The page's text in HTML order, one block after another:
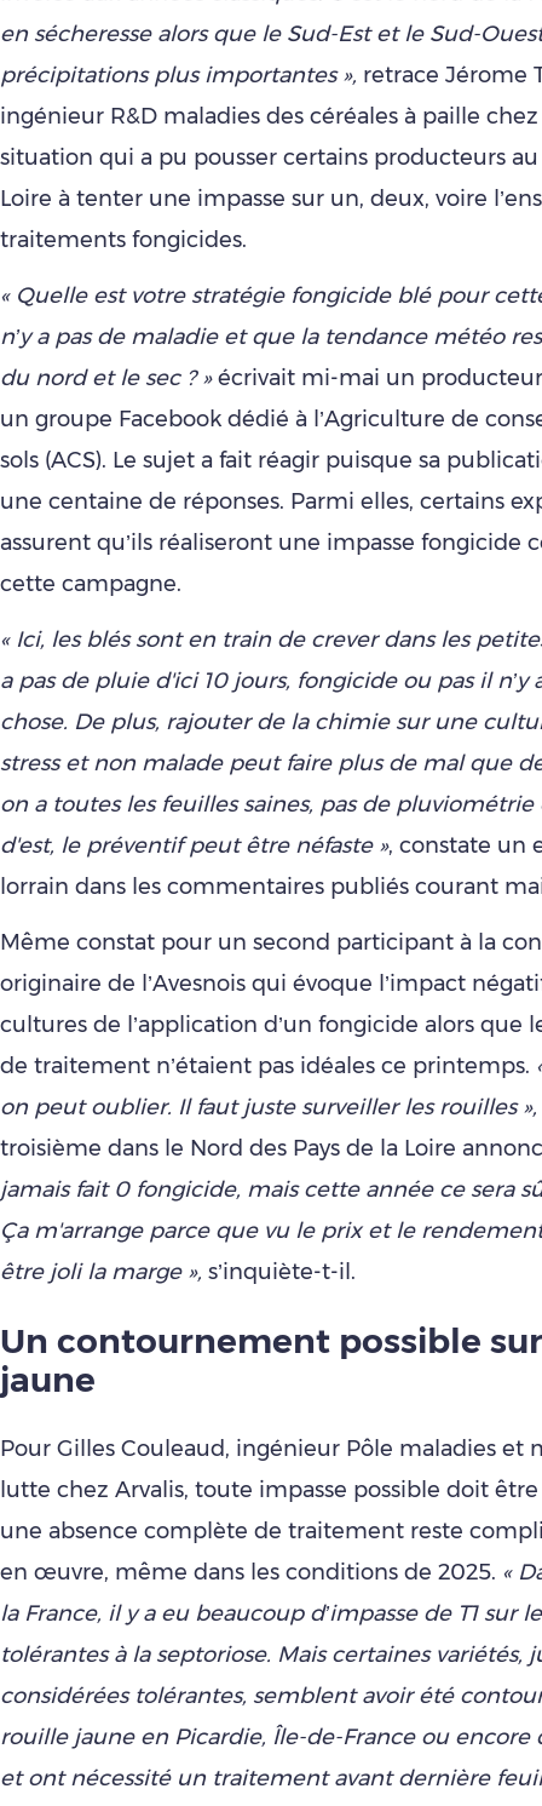
en sécheresse alors que le Sud-Est et le Sud-
précipitations plus importantes », retrace Jérome
ingénieur R&D maladies des céréales à paille
situation qui a pu pousser certains producteurs
Loire à tenter une impasse sur un, deux, voire
traitements fongicides.
« Quelle est votre stratégie fongicide blé pour
n’y a pas de maladie et que la tendance météo
du nord et le sec ? »écrivait mi-mai un producteur
un groupe Facebook dédié à l’Agriculture de
sols (ACS). Le sujet a fait réagir puisque sa
une centaine de réponses. Parmi elles, certains
assurent qu’ils réaliseront une impasse fongicide
cette campagne.
« Ici, les blés sont en train de crever dans les
a pas de pluie d'ici 10 jours, fongicide ou pas il n’y
chose. De plus, rajouter de la chimie sur une
stress et non malade peut faire plus de mal que
on a toutes les feuilles saines, pas de
d'est, le préventif peut être néfaste », constate un
lorrain dans les commentaires publiés courant
Même constat pour un second participant à la
originaire de l’Avesnois qui évoque l’impact
cultures de l’application d’un fongicide alors que
de traitement n’étaient pas idéales ce printemps.
on peut oublier. Il faut juste surveiller les rouilles »,
troisième dans le Nord des Pays de la Loire
jamais fait 0 fongicide, mais cette année ce sera
Ça m'arrange parce que vu le prix et le
être joli la marge », s’inquiète-t-il.
Un contournement possible
jaune
Pour Gilles Couleaud, ingénieur Pôle maladies et
lutte chez Arvalis, toute impasse possible doit
une absence complète de traitement reste
en œuvre, même dans les conditions de 2025. «
la France, il y a eu beaucoup d’impasse de T1 sur
tolérantes à la septoriose. Mais certaines variétés,
considérées tolérantes, semblent avoir été
rouille jaune en Picardie, Île-de-France ou encore
et ont nécessité un traitement avant dernière